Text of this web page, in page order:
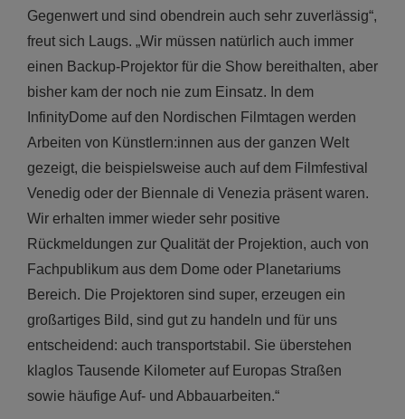
Gegenwert und sind obendrein auch sehr zuverlässig“,
freut sich Laugs. „Wir müssen natürlich auch immer
einen Backup-Projektor für die Show bereithalten, aber
bisher kam der noch nie zum Einsatz. In dem
InfinityDome auf den Nordischen Filmtagen werden
Arbeiten von Künstlern:innen aus der ganzen Welt
gezeigt, die beispielsweise auch auf dem Filmfestival
Venedig oder der Biennale di Venezia präsent waren.
Wir erhalten immer wieder sehr positive
Rückmeldungen zur Qualität der Projektion, auch von
Fachpublikum aus dem Dome oder Planetariums
Bereich. Die Projektoren sind super, erzeugen ein
großartiges Bild, sind gut zu handeln und für uns
entscheidend: auch transportstabil. Sie überstehen
klaglos Tausende Kilometer auf Europas Straßen
sowie häufige Auf- und Abbauarbeiten.“